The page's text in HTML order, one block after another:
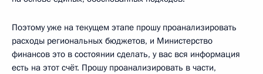
Поэтому уже на текущем этапе прошу проанализировать
расходы региональных бюджетов, и Министерство
финансов это в состоянии сделать, у вас вся информация
есть на этот счёт. Прошу проанализировать в части,